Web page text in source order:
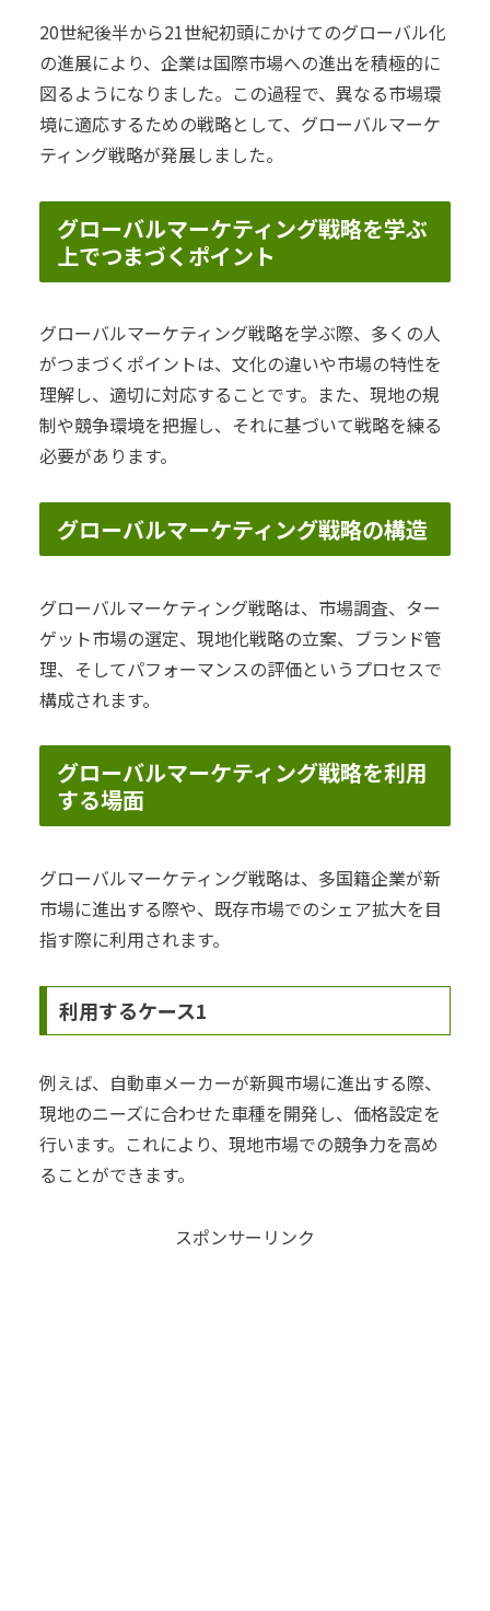
20世紀後半から21世紀初頭にかけてのグローバル化
の進展により、企業は国際市場への進出を積極的に
図るようになりました。この過程で、異なる市場環
境に適応するための戦略として、グローバルマーケ
ティング戦略が発展しました。
グローバルマーケティング戦略を学ぶ
上でつまづくポイント
グローバルマーケティング戦略を学ぶ際、多くの人
がつまづくポイントは、文化の違いや市場の特性を
理解し、適切に対応することです。また、現地の規
制や競争環境を把握し、それに基づいて戦略を練る
必要があります。
グローバルマーケティング戦略の構造
グローバルマーケティング戦略は、市場調査、ター
ゲット市場の選定、現地化戦略の立案、ブランド管
理、そしてパフォーマンスの評価というプロセスで
構成されます。
グローバルマーケティング戦略を利用
する場面
グローバルマーケティング戦略は、多国籍企業が新
市場に進出する際や、既存市場でのシェア拡大を目
指す際に利用されます。
利用するケース1
例えば、自動車メーカーが新興市場に進出する際、
現地のニーズに合わせた車種を開発し、価格設定を
行います。これにより、現地市場での競争力を高め
ることができます。
スポンサーリンク